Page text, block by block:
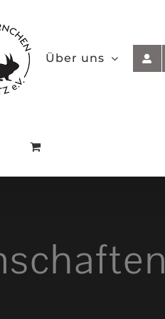
Über uns